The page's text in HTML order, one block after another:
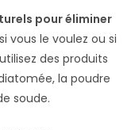
pour éliminer
vous le voulez ou si
des produits
la poudre
soude.